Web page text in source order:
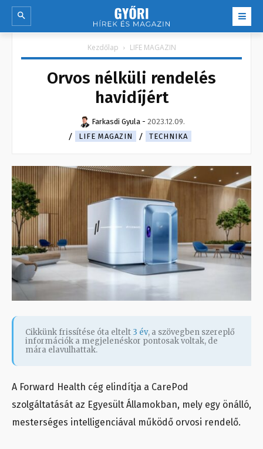
Kezdőlap LIFE MAGAZIN
Orvos nélküli rendelés
havidíjért
Farkasdi Gyula - 2023.12.09.
LIFE MAGAZIN
TECHNIKA
Cikkünk frissítése óta eltelt 3 év, a szövegben szereplő
információk a megjelenéskor pontosak voltak, de
mára elavulhattak.
A Forward Health cég elindítja a CarePod
szolgáltatását az Egyesült Államokban, mely egy önálló,
mesterséges intelligenciával működő orvosi rendelő.